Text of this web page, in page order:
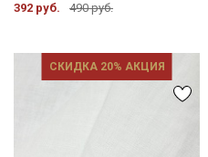
392 руб. 490 руб.
СКИДКА 20% АКЦИЯ